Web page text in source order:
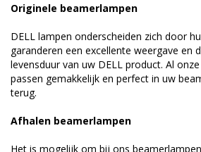
Originele beamerlampen
DELL lampen onderscheiden zich door
garanderen een excellente weergave en
levensduur van uw DELL product. Al
passen gemakkelijk en perfect in uw
terug.
Afhalen beamerlampen
Het is mogelijk om bij ons